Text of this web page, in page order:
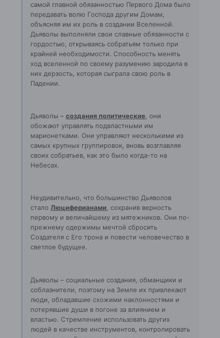
самой главной обязанностью Первого Дома было
передавать волю Господа другим Домам,
объясняя им их роль в создании Вселенной.
Дьяволы выполняли свои славные обязанности с
гордостью, открываясь собратьям только при
крайней необходимости. Способность менять
ход вселенной по своему разумению зародила в
них дерзость, которая сыграла свою роль в
Падении.
Дьяволы – создания политические, они
обожают управлять подвластными им
марионетками. Они управляют несколькими из
самых крупных группировок, вновь возглавляя
своих собратьев, как это было когда-то на
Небесах.
Неудивительно, что большинство Дьяволов
стало Люциферианами, сохранив верность
первому и величайшему из мятежников. Они по-
прежнему одержимы мечтой сбросить
Создателя с Его трона и повести человечество в
светлое будущее.
Дьяволы – социальные создания, обманщики и
соблазнители, поэтому на Земле их привлекают
люди, обладавшие схожими наклонностями и
потерявшие души в погоне за влиянием и
властью. Стремление использовать других
людей в качестве инструментов, контролировать